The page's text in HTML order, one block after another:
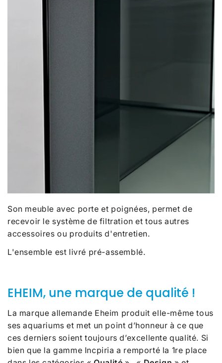
Son meuble avec porte et poignées, permet de
recevoir le système de filtration et tous autres
accessoires ou produits d'entretien.
L'ensemble est livré pré-assemblé.
EHEIM, une marque de qualité !
La marque allemande Eheim produit elle-même tous
ses aquariums et met un point d’honneur à ce que
ces derniers soient toujours d’excellente qualité. Si
bien que la gamme Incpiria a remporté la 1re place